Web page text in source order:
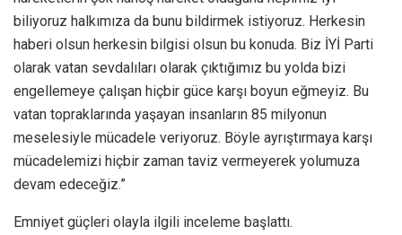
biliyoruz halkımıza da bunu bildirmek istiyoruz. Herkesin
haberi olsun herkesin bilgisi olsun bu konuda. Biz İYİ Parti
olarak vatan sevdalıları olarak çıktığımız bu yolda bizi
engellemeye çalışan hiçbir güce karşı boyun eğmeyiz. Bu
vatan topraklarında yaşayan insanların 85 milyonun
meselesiyle mücadele veriyoruz. Böyle ayrıştırmaya karşı
mücadelemizi hiçbir zaman taviz vermeyerek yolumuza
devam edeceğiz.”
Emniyet güçleri olayla ilgili inceleme başlattı.